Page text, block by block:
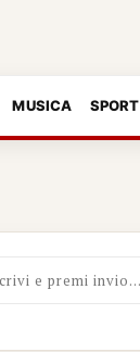
MUSICA SPORT